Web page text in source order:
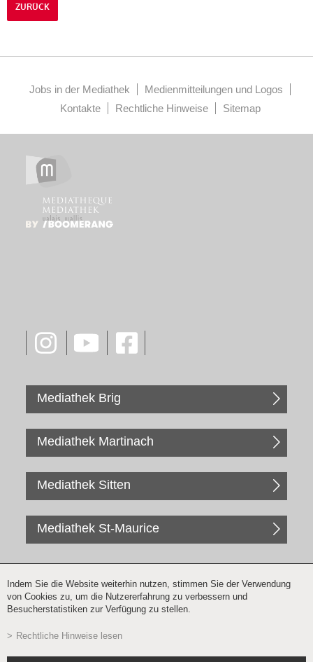
ZURÜCK
Jobs in der Mediathek
Medienmitteilungen und Logos
Kontakte
Rechtliche Hinweise Sitemap
Mediathek Brig
Mediathek Martinach
Mediathek Sitten
Mediathek St-Maurice
Indem Sie die Website weiterhin nutzen, stimmen Sie der Verwendung
von Cookies zu, um die Nutzererfahrung zu verbessern und
Besucherstatistiken zur Verfügung zu stellen.
Rechtliche Hinweise lesen